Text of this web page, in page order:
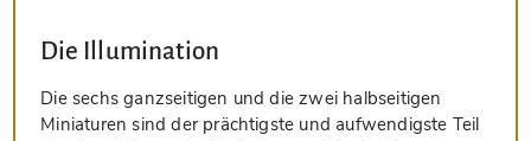
Die Illumination
Die sechs ganzseitigen und die zwei halbseitigen
Miniaturen sind der prächtigste und aufwendigste Teil